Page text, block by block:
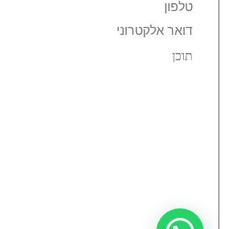
ברצוני לקבל מידע על מוצרים